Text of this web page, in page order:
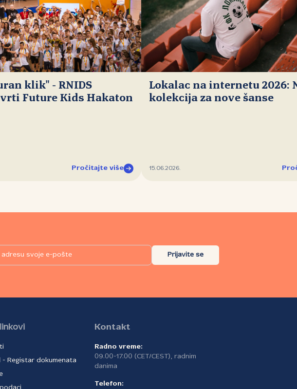
klik" - RNIDS
Future Kids Hakaton
Pročitajte više
Lokalac na internetu 2026:
kolekcija za nove šanse
15.06.2026.
Prijavite se
- Registar dokumenata
Kontakt
Radno vreme:
09.00-17.00 (CET/CEST), radnim
danima
Telefon: